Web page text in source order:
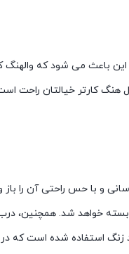
می شود که والهنگ
هنگ کارتر خیالتان
با حس راحتی آن را باز
بسته خواهد شد.
زنگ استفاده شده است که